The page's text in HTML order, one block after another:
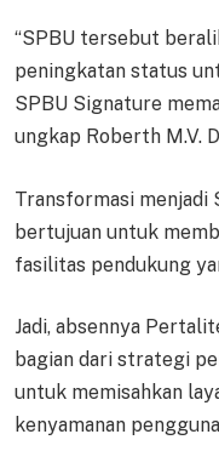
“SPBU tersebut
peningkatan status
SPBU Signature
ungkap Roberth M.V.
Transformasi menjadi
bertujuan untuk
fasilitas pendukung
Jadi, absennya
bagian dari strategi
untuk memisahkan
kenyamanan